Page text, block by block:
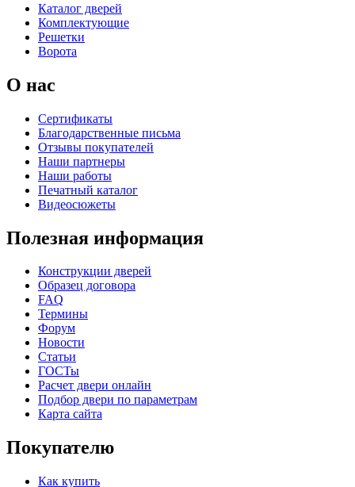
Каталог дверей
Комплектующие
Решетки
Ворота
О нас
Сертификаты
Благодарственные письма
Отзывы покупателей
Наши партнеры
Наши работы
Печатный каталог
Видеосюжеты
Полезная информация
Конструкции дверей
Образец договора
FAQ
Термины
Форум
Новости
Статьи
ГОСТы
Расчет двери онлайн
Подбор двери по параметрам
Карта сайта
Покупателю
Как купить